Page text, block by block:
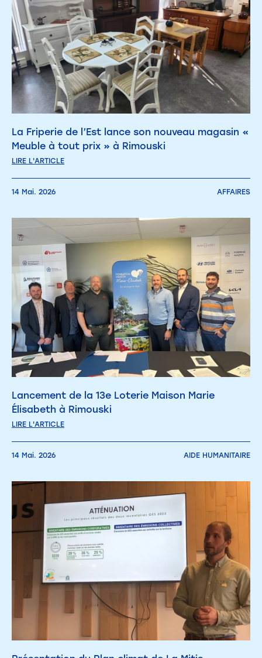
La Friperie de l’Est lance son nouveau magasin «
Meuble à tout prix » à Rimouski
LIRE L'ARTICLE
14 Mai. 2026 AFFAIRES
Lancement de la 13e Loterie Maison Marie
Élisabeth à Rimouski
LIRE L'ARTICLE
14 Mai. 2026 AIDE HUMANITAIRE